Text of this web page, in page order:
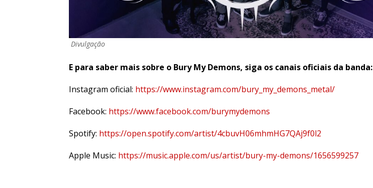
Divulgação
E para saber mais sobre o Bury My Demons, siga os canais oficiais da banda:
Instagram oficial: https://www.instagram.com/bury_my_demons_metal/
Facebook: https://www.facebook.com/burymydemons
Spotify: https://open.spotify.com/artist/4cbuvH06mhmHG7QAj9f0l2
Apple Music: https://music.apple.com/us/artist/bury-my-demons/1656599257